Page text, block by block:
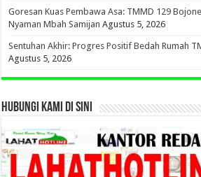
Goresan Kuas Pembawa Asa: TMMD 129
Nyaman Mbah Samijan Agustus 5, 2026
Sentuhan Akhir: Progres Positif Bedah Rumah
Agustus 5, 2026
HUBUNGI KAMI DI SINI